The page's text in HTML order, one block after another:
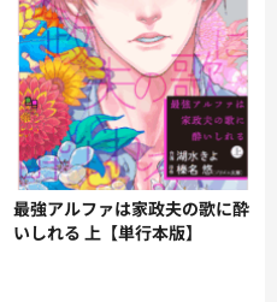
最強アルファは家政夫の歌に酔
いしれる 上【単行本版】